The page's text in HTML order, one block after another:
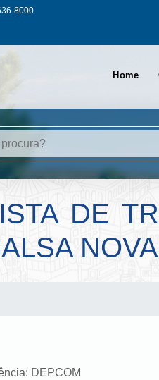
8000
Home
DE
NOVA
DEPCOM